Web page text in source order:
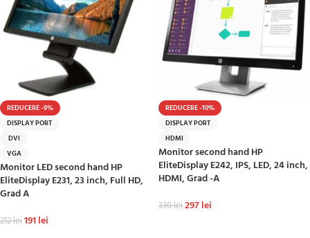
REDUCERE -9%
DISPLAY PORT
DVI
VGA
Monitor LED second hand HP
EliteDisplay E231, 23 inch, Full HD,
Grad A
212lei191 lei
REDUCERE -10%
DISPLAY PORT
HDMI
Monitor second hand HP
EliteDisplay E242, IPS, LED, 24 inch,
HDMI, Grad -A
330lei297lei